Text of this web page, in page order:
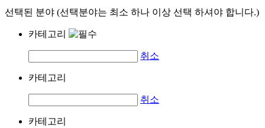
선택된 분야 (선택분야는 최소 하나 이상 선택 하셔야 합니다.)
카테고리
취소
카테고리
취소
카테고리